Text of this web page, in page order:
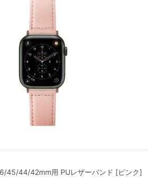
45/44/42mm用 PUレザーバンド [ピンク]